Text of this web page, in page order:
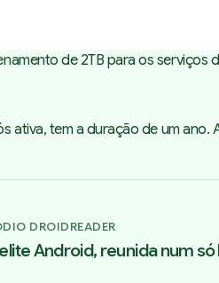
de 2TB para os
ativa, tem a duração de um ano.
DROIDREADER
Android, reunida num só